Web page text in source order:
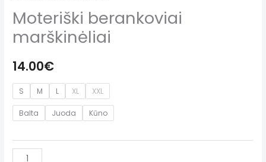
Moteriški berankoviai
marškinėliai
14.00€
S M L XL XXL
Balta Juoda Kūno
produkto